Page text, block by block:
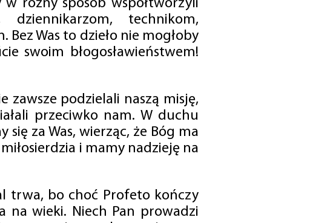
różny sposób współtworzyli
technikom,
Was to dzieło nie mogłoby
swoim błogosławieństwem!
zawsze podzielali naszą misję,
przeciwko nam. W duchu
się za Was, wierząc, że Bóg ma
i mamy nadzieję na
trwa, bo choć Profeto kończy
na wieki. Niech Pan prowadzi